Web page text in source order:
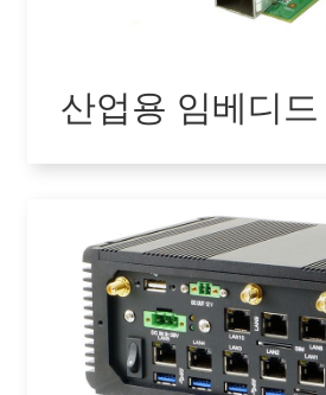
산업용 임베디